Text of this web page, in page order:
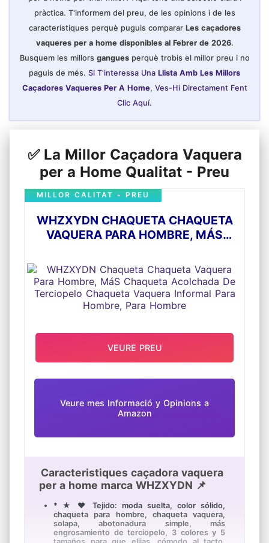
chaquetas de mujer de vestir
chaquetas vaqueras sin mangas hombres
chaquetas de cuero mujeres amarilla
chaquetas de mujer de vestir xl chaquetas de
fiesta mujer oferta chaquetas de cuero verde
mujeres chaquetas de cuero con capucha
chaquetas de mujer de vestir amarillo
chaquetas de hombre de cuero rojo
chaquetas de mujer rojas de fiesta chaquetas
blancas cortas mujer fiesta chaquetas de
proporcionamos en lugar de la tabla de tallas
de Amazon. ¡Elija el tamaño con cuidado
antes de comprar! Si tiene alguna pregunta
sobre la ropa, contáctenos
pràctica. T'informem del preu, de les opinions i de les
característiques perquè puguis comparar Les caçadores
vaqueres per a home disponibles al Febrer de 2026.
Busquem les millors ganguesperquè trobis el millor preu i no
paguis de més. Si T'interessa Una Llista Amb Les Millors
Caçadores Vaqueres Per A Home, Ves-Hi Directament Fent
Clic Aquí.
✅ La Millor Caçadora Vaquera
per a Home Qualitat - Preu
WHZXYDN CHAQUETA CHAQUETA
VAQUERA PARA HOMBRE, MÁS
TERCIOPELO CHAQUETA VAQUERA
INFORMAL PARA HOMBRE, PARA
HOMBRE
MILLOR CALITAT - PREU
Veure mes Informació y Opinions a
Amazon
Caracteristiques caçadora vaquera
per a home marca WHZXYDN 📌
* ★ ♥ Tejido: moda suelta, color sólido,
chaqueta para hombre, chaqueta vaquera,
solapa, abotonadura simple, más
engrosamiento de terciopelo, 3 colores y 5
VEURE PREU